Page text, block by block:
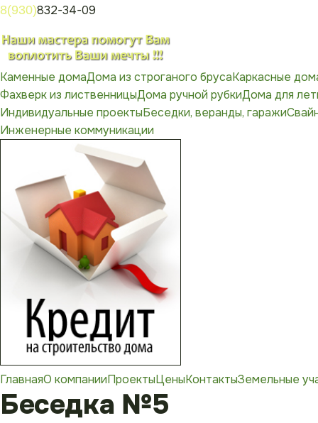
8(930)832-34-09
Каменные домаДома из строганого брусаКаркасные
Фахверк из лиственницыДома ручной рубкиДома для
Индивидуальные проектыБеседки, веранды, гаражи
Инженерные коммуникации
ГлавнаяО компанииПроектыЦеныКонтактыЗемельные
Беседка №5